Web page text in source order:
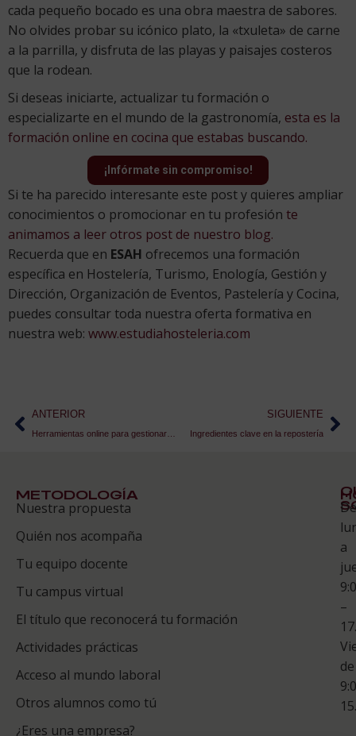
cada pequeño bocado es una obra maestra de sabores.
No olvides probar su icónico plato, la «txuleta» de carne
a la parrilla, y disfruta de las playas y paisajes costeros
que la rodean.
Si deseas iniciarte, actualizar tu formación o
especializarte en el mundo de la gastronomía, esta es la
formación online en cocina que estabas buscando.
¡Infórmate sin compromiso!
Si te ha parecido interesante este post y quieres ampliar
conocimientos o promocionar en tu profesión te
animamos a leer otros post de nuestro blog.
Recuerda que en ESAH ofrecemos una formación
específica en Hostelería, Turismo, Enología, Gestión y
Dirección, Organización de Eventos, Pastelería y Cocina,
puedes consultar toda nuestra oferta formativa en
nuestra web: www.estudiahosteleria.com
ANTERIOR SIGUIENTE
Ingredientes clave en la repostería
METODOLOGÍA
Nuestra propuesta
Quién nos acompaña
Tu equipo docente
Tu campus virtual
El título que reconocerá tu formación
Actividades prácticas
Acceso al mundo laboral
Otros alumnos como tú
¿Eres una empresa?
Te
De
a
–
de